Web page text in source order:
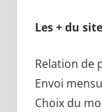
Les + du
Relation de
Envoi
Choix du